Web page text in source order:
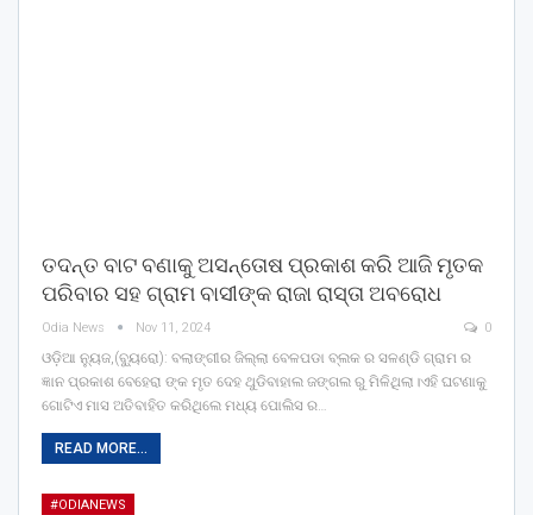
ତଦନ୍ତ ବାଟ ବଣାକୁ ଅସନ୍ତୋଷ ପ୍ରକାଶ କରି ଆଜି ମୃତକ
ପରିବାର ସହ ଗ୍ରାମ ବାସୀଙ୍କ ରାଜା ରାସ୍ତା ଅବରୋଧ
Odia News Nov 11, 2024 0
ଓଡ଼ିଆ ନ୍ୟୁଜ,(ବ୍ୟୁରୋ): ବଲାଙ୍ଗୀର ଜିଲ୍ଲା ବେଳପଡା ବ୍ଲକ ର ସଳଣ୍ଡି ଗ୍ରାମ ର
ଜ୍ଞାନ ପ୍ରକାଶ ବେହେରା ଙ୍କ ମୃତ ଦେହ ଥୁଡିବାହାଲ ଜଙ୍ଗଲ ରୁ ମିଳିଥିଲା।ଏହି ଘଟଣାକୁ
ଗୋଟିଏ ମାସ ଅତିବାହିତ କରିଥିଲେ ମଧ୍ୟ ପୋଲିସ ର…
READ MORE...
#ODIANEWS